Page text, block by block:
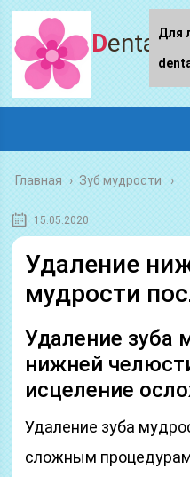
Главная › Зуб мудрости
15.05.2020
Удаление
мудрости
Удаление зуба
нижней
исцеление
Удаление зуба
сложным процедурам
Для